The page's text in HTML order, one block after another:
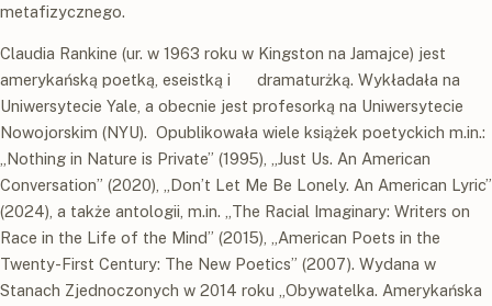
metafizycznego.
Claudia Rankine (ur. w 1963 roku w Kingston na Jamajce) jest
amerykańską poetką, eseistką i dramaturżką. Wykładała na
Uniwersytecie Yale, a obecnie jest profesorką na Uniwersytecie
Nowojorskim (NYU). Opublikowała wiele książek poetyckich m.in.:
„Nothing in Nature is Private” (1995), „Just Us. An American
Conversation” (2020), „Don’t Let Me Be Lonely. An American Lyric”
(2024), a także antologii, m.in. „The Racial Imaginary: Writers on
Race in the Life of the Mind” (2015), „American Poets in the
Twenty-First Century: The New Poetics” (2007). Wydana w
Stanach Zjednoczonych w 2014 roku „Obywatelka. Amerykańska